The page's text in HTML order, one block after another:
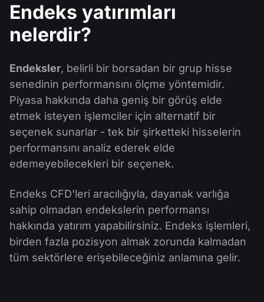
Endeks yatırımları
nelerdir?
Endeksler, belirli bir borsadan bir grup hisse
senedinin performansını ölçme yöntemidir.
Piyasa hakkında daha geniş bir görüş elde
etmek isteyen işlemciler için alternatif bir
seçenek sunarlar - tek bir şirketteki hisselerin
performansını analiz ederek elde
edemeyebilecekleri bir seçenek.
Endeks CFD'leri aracılığıyla, dayanak varlığa
sahip olmadan endekslerin performansı
hakkında yatırım yapabilirsiniz. Endeks işlemleri,
birden fazla pozisyon almak zorunda kalmadan
tüm sektörlere erişebileceğiniz anlamına gelir.